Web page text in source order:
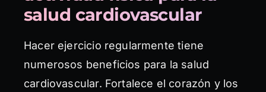
salud cardiovascular
Hacer ejercicio regularmente tiene
numerosos beneficios para la salud
cardiovascular. Fortalece el corazón y los